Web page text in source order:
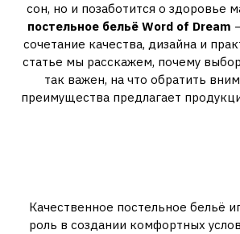
сон, но и позаботится о здоровье
постельное бельё Word of Dream
сочетание качества, дизайна и
статье мы расскажем, почему
так важен, на что обратить
преимущества предлагает
Качественное постельное бельё
роль в создании комфортных